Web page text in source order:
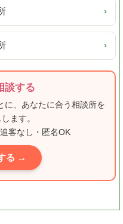
›
›
談する
に、あなたに合う相談所を
ます。
客なし・匿名OK
る →